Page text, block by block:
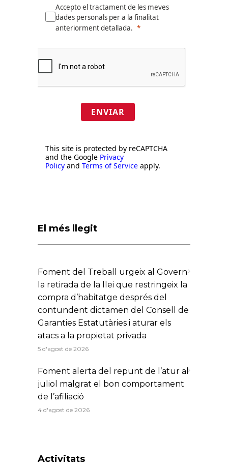
Accepto el tractament de les meves
dades personals per a la finalitat
anteriorment detallada.
ENVIAR
This site is protected by reCAPTCHA
and the Google Privacy
Policy and Terms of Service apply.
El més llegit
Foment del Treball urgeix al Govern
la retirada de la llei que restringeix la
compra d’habitatge després del
contundent dictamen del Consell de
Garanties Estatutàries i aturar els
atacs a la propietat privada
5 d'agost de 2026
Foment alerta del repunt de l’atur al
juliol malgrat el bon comportament
de l’afiliació
4 d'agost de 2026
Activitats